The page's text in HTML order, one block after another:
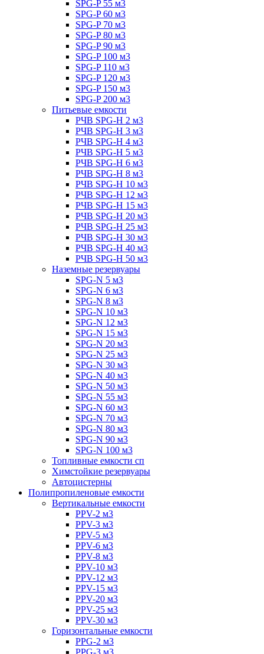
SPG-P 55 м3
SPG-P 60 м3
SPG-P 70 м3
SPG-P 80 м3
SPG-P 90 м3
SPG-P 100 м3
SPG-P 110 м3
SPG-P 120 м3
SPG-P 150 м3
SPG-P 200 м3
Питьевые емкости
РЧВ SPG-H 2 м3
РЧВ SPG-H 3 м3
РЧВ SPG-H 4 м3
РЧВ SPG-H 5 м3
РЧВ SPG-H 6 м3
РЧВ SPG-H 8 м3
РЧВ SPG-H 10 м3
РЧВ SPG-H 12 м3
РЧВ SPG-H 15 м3
РЧВ SPG-H 20 м3
РЧВ SPG-H 25 м3
РЧВ SPG-H 30 м3
РЧВ SPG-H 40 м3
РЧВ SPG-H 50 м3
Наземные резервуары
SPG-N 5 м3
SPG-N 6 м3
SPG-N 8 м3
SPG-N 10 м3
SPG-N 12 м3
SPG-N 15 м3
SPG-N 20 м3
SPG-N 25 м3
SPG-N 30 м3
SPG-N 40 м3
SPG-N 50 м3
SPG-N 55 м3
SPG-N 60 м3
SPG-N 70 м3
SPG-N 80 м3
SPG-N 90 м3
SPG-N 100 м3
Топливные емкости сп
Химстойкие резервуары
Автоцистерны
Полипропиленовые емкости
Вертикальные емкости
PPV-2 м3
PPV-3 м3
PPV-5 м3
PPV-6 м3
PPV-8 м3
PPV-10 м3
PPV-12 м3
PPV-15 м3
PPV-20 м3
PPV-25 м3
PPV-30 м3
Горизонтальные емкости
PPG-2 м3
PPG-3 м3